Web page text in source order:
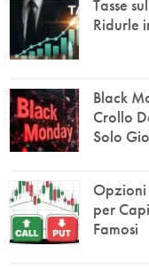
Tasse
Ridurle
Black
Crollo
Solo
Opzioni
per
Famosi